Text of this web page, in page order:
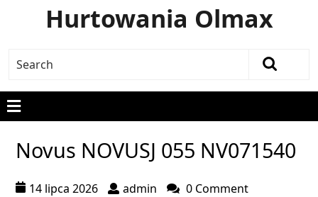
Hurtowania Olmax
Novus NOVUSJ 055 NV071540
14 lipca 2026 admin 0 Comment